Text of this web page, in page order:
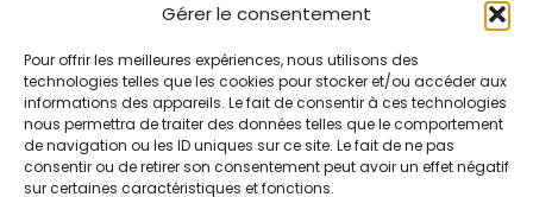
Gérer le consentement
Pour offrir les meilleures expériences, nous utilisons des
technologies telles que les cookies pour stocker et/ou accéder aux
informations des appareils. Le fait de consentir à ces technologies
nous permettra de traiter des données telles que le comportement
de navigation ou les ID uniques sur ce site. Le fait de ne pas
consentir ou de retirer son consentement peut avoir un effet négatif
sur certaines caractéristiques et fonctions.
Alternative Média est une agence de relations presse et de
relations publiques basée à Grenoble. Depuis 1995, elle conçoit et
pilote des stratégies de visibilité en France et à l’international
grâce à un réseau d’agences partenaires.